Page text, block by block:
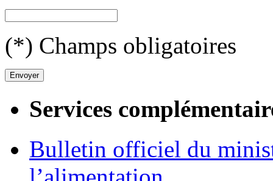
(*) Champs obligatoires
Services
Bulletin officiel du